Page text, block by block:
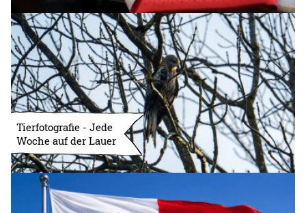
Tierfotografie - Jede
Woche auf der Lauer